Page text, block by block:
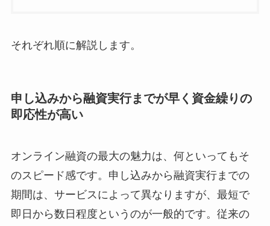
それぞれ順に解説します。
申し込みから融資実行までが早く資金繰りの
即応性が高い
オンライン融資の最大の魅力は、何といってもそ
のスピード感です。申し込みから融資実行までの
期間は、サービスによって異なりますが、最短で
即日から数日程度というのが一般的です。従来の